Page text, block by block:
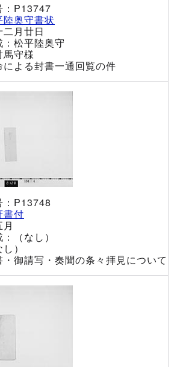
P13747
陸奥守書状
二月廿日
松平陸奥守
馬守様
による封書一通回覧の件
P13748
書付
月
（なし）
し）
・御請写・奏聞の条々拝見について